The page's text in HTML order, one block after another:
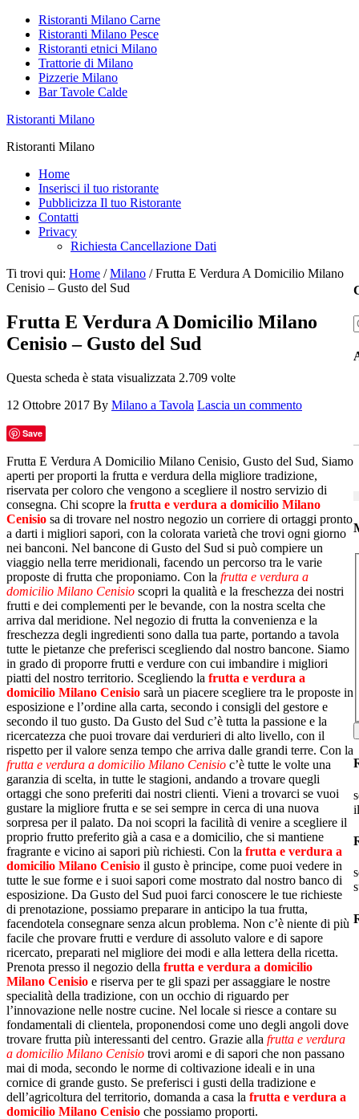
Ristoranti Milano Carne
Ristoranti Milano Pesce
Ristoranti etnici Milano
Trattorie di Milano
Pizzerie Milano
Bar Tavole Calde
Ristoranti Milano
Ristoranti Milano
Home
Inserisci il tuo ristorante
Pubblicizza Il tuo Ristorante
Contatti
Privacy
Richiesta Cancellazione Dati
Ti trovi qui: Home / Milano /Frutta E Verdura A Domicilio Milano
Cenisio – Gusto del Sud
Frutta E Verdura A Domicilio Milano
Cenisio – Gusto del Sud
Questa scheda è stata visualizzata 2.709 volte
12 Ottobre 2017 By Milano a Tavola Lascia un commento
Save
Frutta E Verdura A Domicilio Milano Cenisio, Gusto del Sud, Siamo
aperti per proporti la frutta e verdura della migliore tradizione,
riservata per coloro che vengono a scegliere il nostro servizio di
consegna. Chi scopre la frutta e verdura a domicilio Milano
Cenisio sa di trovare nel nostro negozio un corriere di ortaggi pronto
a darti i migliori sapori, con la colorata varietà che trovi ogni giorno
nei banconi. Nel bancone di Gusto del Sud si può compiere un
viaggio nella terre meridionali, facendo un percorso tra le varie
proposte di frutta che proponiamo. Con la frutta e verdura a
domicilio Milano Cenisio scopri la qualità e la freschezza dei nostri
frutti e dei complementi per le bevande, con la nostra scelta che
arriva dal meridione. Nel negozio di frutta la convenienza e la
freschezza degli ingredienti sono dalla tua parte, portando a tavola
tutte le pietanze che preferisci scegliendo dal nostro bancone. Siamo
in grado di proporre frutti e verdure con cui imbandire i migliori
piatti del nostro territorio. Scegliendo la frutta e verdura a
domicilio Milano Cenisio sarà un piacere scegliere tra le proposte in
esposizione e l’ordine alla carta, secondo i consigli del gestore e
secondo il tuo gusto. Da Gusto del Sud c’è tutta la passione e la
ricercatezza che puoi trovare dai verdurieri di alto livello, con il
rispetto per il valore senza tempo che arriva dalle grandi terre. Con la
frutta e verdura a domicilio Milano Cenisio c’è tutte le volte una
garanzia di scelta, in tutte le stagioni, andando a trovare quegli
ortaggi che sono preferiti dai nostri clienti. Vieni a trovarci se vuoi
gustare la migliore frutta e se sei sempre in cerca di una nuova
sorpresa per il palato. Da noi scopri la facilità di venire a scegliere il
proprio frutto preferito già a casa e a domicilio, che si mantiene
fragrante e vicino ai sapori più richiesti. Con la frutta e verdura a
domicilio Milano Cenisio il gusto è principe, come puoi vedere in
tutte le sue forme e i suoi sapori come mostrato dal nostro banco di
esposizione. Da Gusto del Sud puoi farci conoscere le tue richieste
di prenotazione, possiamo preparare in anticipo la tua frutta,
facendotela consegnare senza alcun problema. Non c’è niente di più
facile che provare frutti e verdure di assoluto valore e di sapore
ricercato, preparati nel migliore dei modi e alla lettera della ricetta.
Prenota presso il negozio della frutta e verdura a domicilio
Milano Cenisio e riserva per te gli spazi per assaggiare le nostre
specialità della tradizione, con un occhio di riguardo per
l’innovazione nelle nostre cucine. Nel locale si riesce a contare su
fondamentali di clientela, proponendosi come uno degli angoli dove
trovare frutta più interessanti del centro. Grazie alla frutta e verdura
a domicilio Milano Cenisio trovi aromi e di sapori che non passano
mai di moda, secondo le norme di coltivazione ideali e in una
cornice di grande gusto. Se preferisci i gusti della tradizione e
dell’agricoltura del territorio, domanda a casa la frutta e verdura a
domicilio Milano Cenisio che possiamo proporti.